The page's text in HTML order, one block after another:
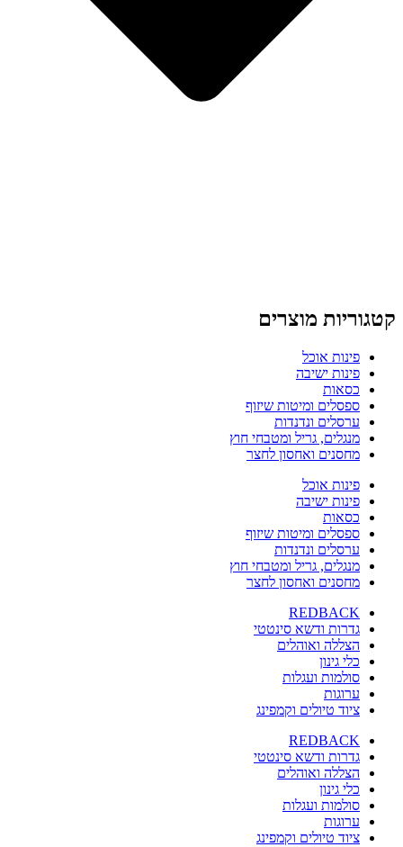
קטגוריות מוצרים
פינות אוכל
פינות ישיבה
כסאות
ספסלים ומיטות שיזוף
ערסלים ונדנדות
מנגלים, גריל ומטבחי חוץ
מחסנים ואחסון לחצר
פינות אוכל
פינות ישיבה
כסאות
ספסלים ומיטות שיזוף
ערסלים ונדנדות
מנגלים, גריל ומטבחי חוץ
מחסנים ואחסון לחצר
REDBACK
גדרות ודשא סינטטי
הצללה ואוהלים
כלי גינון
סולמות ועגלות
ערוגות
ציוד טיולים וקמפינג
REDBACK
גדרות ודשא סינטטי
הצללה ואוהלים
כלי גינון
סולמות ועגלות
ערוגות
ציוד טיולים וקמפינג